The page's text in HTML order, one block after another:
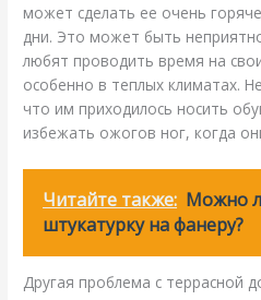
может сделать ее очень
дни. Это может быть
любят проводить время на
особенно в теплых климатах.
что им приходилось носить
избежать ожогов ног, когда
Читайте также: Можно
штукатурку на фанеру?
Другая проблема с террасной